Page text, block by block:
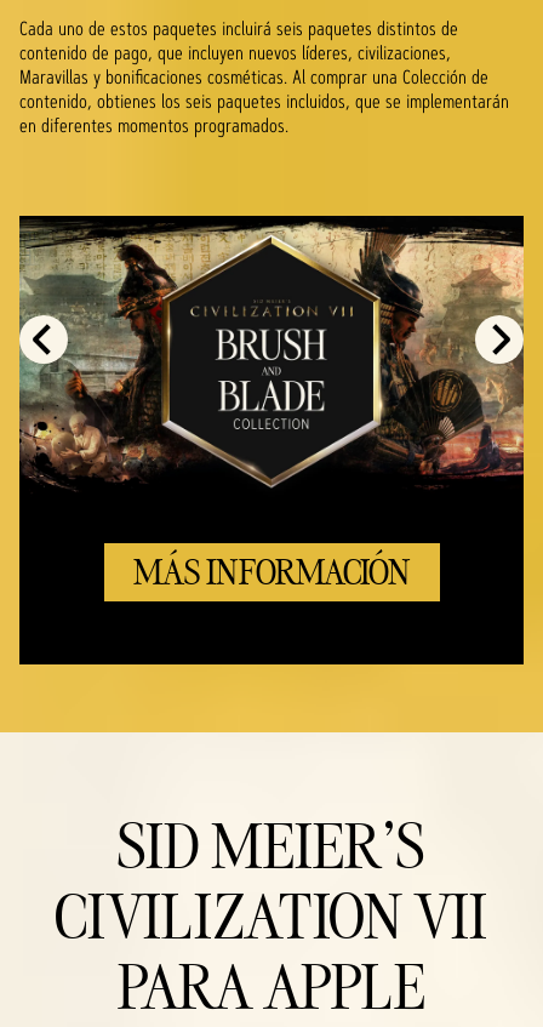
Cada uno de estos paquetes incluirá seis paquetes distintos de
contenido de pago, que incluyen nuevos líderes, civilizaciones,
Maravillas y bonificaciones cosméticas. Al comprar una Colección de
contenido, obtienes los seis paquetes incluidos, que se implementarán
en diferentes momentos programados.
MÁS INFORMACIÓN
SID MEIER'S
CIVILIZATION VII
PARA APPLE